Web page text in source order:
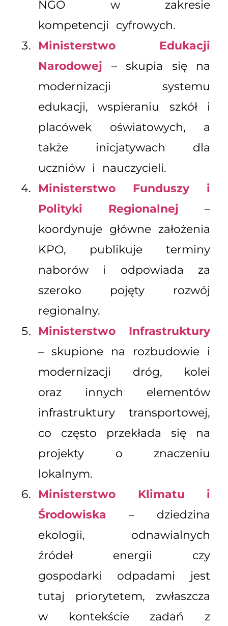
NGO w zakresie
kompetencji cyfrowych.
Ministerstwo Edukacji
Narodowej
– skupia się na
modernizacji systemu
edukacji, wspieraniu szkół i
placówek oświatowych, a
także inicjatywach dla
uczniów i nauczycieli.
Ministerstwo Funduszy i
Polityki Regionalnej –
koordynuje główne założenia
KPO, publikuje terminy
naborów i odpowiada za
szeroko pojęty rozwój
regionalny.
Ministerstwo Infrastruktury
– skupione na rozbudowie i
modernizacji dróg, kolei
oraz innych elementów
infrastruktury transportowej,
co często przekłada się na
projekty o znaczeniu
lokalnym.
Ministerstwo Klimatu i
Środowiska – dziedzina
ekologii, odnawialnych
źródeł energii czy
gospodarki odpadami jest
tutaj priorytetem, zwłaszcza
w kontekście zadań z